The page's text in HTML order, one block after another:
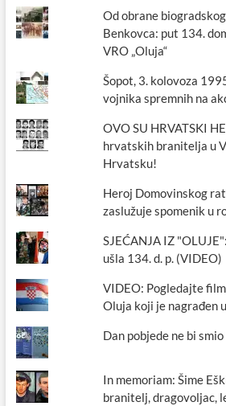
Od obrane
Benkovca: put 134.
VRO „Oluja“
Šopot, 3. kolovoza
vojnika spremnih na
OVO SU HRVATSKI
hrvatskih branitelja u
Hrvatsku!
Heroj Domovinskog
zaslužuje spomenik u
SJEĆANJA IZ
ušla 134. d. p. (VIDEO)
VIDEO: Pogledajte
Oluja koji je nagrađen
Dan pobjede ne bi
In memoriam: Šime
branitelj, dragovoljac,